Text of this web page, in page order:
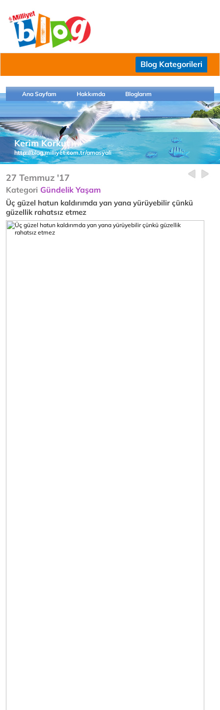
Blog Kategorileri
Ana Sayfam Hakkımda Bloglarım
Kerim Korkut
http://blog.milliyet.com.tr/amasyali
27 Temmuz '17
Kategori Gündelik Yaşam
Üç güzel hatun kaldırımda yan yana yürüyebilir çünkü
güzellik rahatsız etmez